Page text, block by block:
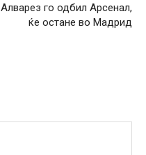
Алварез го одбил Арсенал,
ќе остане во Мадрид